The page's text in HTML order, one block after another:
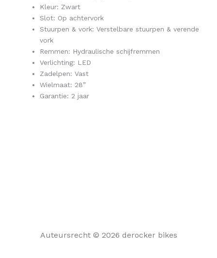
Kleur: Zwart
Slot: Op achtervork
Stuurpen & vork: Verstelbare stuurpen & verende
vork
Remmen: Hydraulische schijfremmen
Verlichting: LED
Zadelpen: Vast
Wielmaat: 28”
Garantie: 2 jaar
Auteursrecht © 2026 derocker bikes